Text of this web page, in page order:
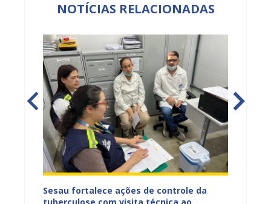
NOTÍCIAS RELACIONADAS
Sesau fortalece ações de controle da